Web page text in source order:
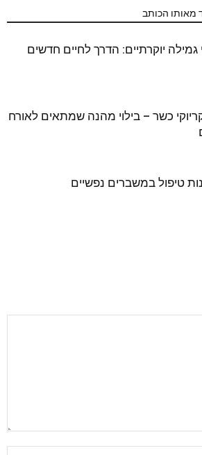
מאותו הכותב
גמילה יוקרתיים: הדרך לחיים חדשים
כשר – בילוי מהנה שמתאים לאורח
טיפול במשברים נפשיים